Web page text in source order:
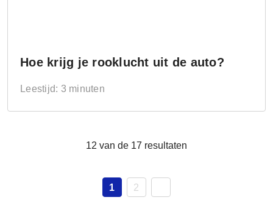
Hoe krijg je rooklucht uit de auto?
Leestijd: 3 minuten
12 van de 17 resultaten
1 2